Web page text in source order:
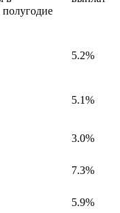
полугодие
5.2%
5.1%
3.0%
7.3%
5.9%